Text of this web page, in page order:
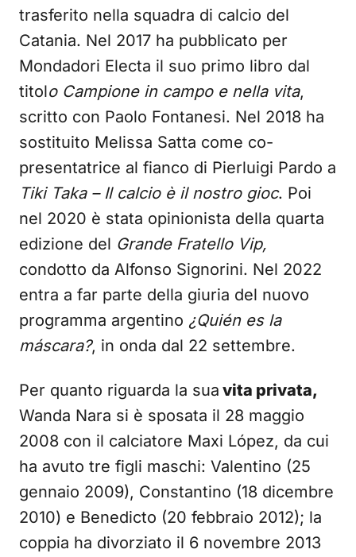
trasferito nella squadra di calcio del
Catania. Nel 2017 ha pubblicato per
Mondadori Electa il suo primo libro dal
titolo Campione in campo e nella vita,
scritto con Paolo Fontanesi. Nel 2018 ha
sostituito Melissa Satta come co-
presentatrice al fianco di Pierluigi Pardo a
Tiki Taka – Il calcio è il nostro gioc. Poi
nel 2020 è stata opinionista della quarta
edizione del Grande Fratello Vip,
condotto da Alfonso Signorini. Nel 2022
entra a far parte della giuria del nuovo
programma argentino ¿Quién es la
máscara?, in onda dal 22 settembre.
Per quanto riguarda la sua vita privata,
Wanda Nara si è sposata il 28 maggio
2008 con il calciatore Maxi López, da cui
ha avuto tre figli maschi: Valentino (25
gennaio 2009), Constantino (18 dicembre
2010) e Benedicto (20 febbraio 2012); la
coppia ha divorziato il 6 novembre 2013